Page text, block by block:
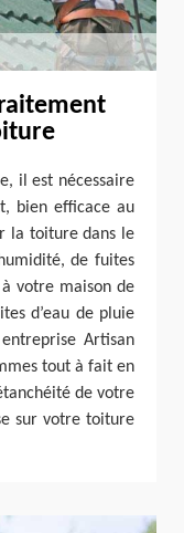
il est nécessaire
bien efficace au
la toiture dans le
de fuites
votre maison de
d’eau de pluie
Artisan
tout à fait en
de votre
sur votre toiture